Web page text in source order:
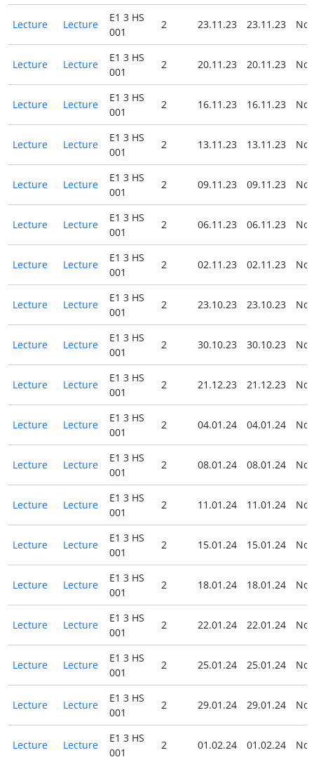
Lecture Lecture
E1 3 HS
001
2 23.11.23 23.11.23 No
Lecture Lecture
E1 3 HS
001
2 20.11.23 20.11.23 No
Lecture Lecture
E1 3 HS
001
2 16.11.23 16.11.23 No
Lecture Lecture
E1 3 HS
001
2 13.11.23 13.11.23 No
Lecture Lecture
E1 3 HS
001
2 09.11.23 09.11.23 No
Lecture Lecture
E1 3 HS
001
2 06.11.23 06.11.23 No
Lecture Lecture
E1 3 HS
001
2 02.11.23 02.11.23 No
Lecture Lecture
E1 3 HS
001
2 23.10.23 23.10.23 No
Lecture Lecture
E1 3 HS
001
2 30.10.23 30.10.23 No
Lecture Lecture
E1 3 HS
001
2 21.12.23 21.12.23 No
Lecture Lecture
E1 3 HS
001
2 04.01.24 04.01.24 No
Lecture Lecture
E1 3 HS
001
2 08.01.24 08.01.24 No
Lecture Lecture
E1 3 HS
001
2 11.01.24 11.01.24 No
Lecture Lecture
E1 3 HS
001
2 15.01.24 15.01.24 No
Lecture Lecture
E1 3 HS
001
2 18.01.24 18.01.24 No
Lecture Lecture
E1 3 HS
001
2 22.01.24 22.01.24 No
Lecture Lecture
E1 3 HS
001
2 25.01.24 25.01.24 No
Lecture Lecture
E1 3 HS
001
2 29.01.24 29.01.24 No
Lecture Lecture
E1 3 HS
001
2 01.02.24 01.02.24 No